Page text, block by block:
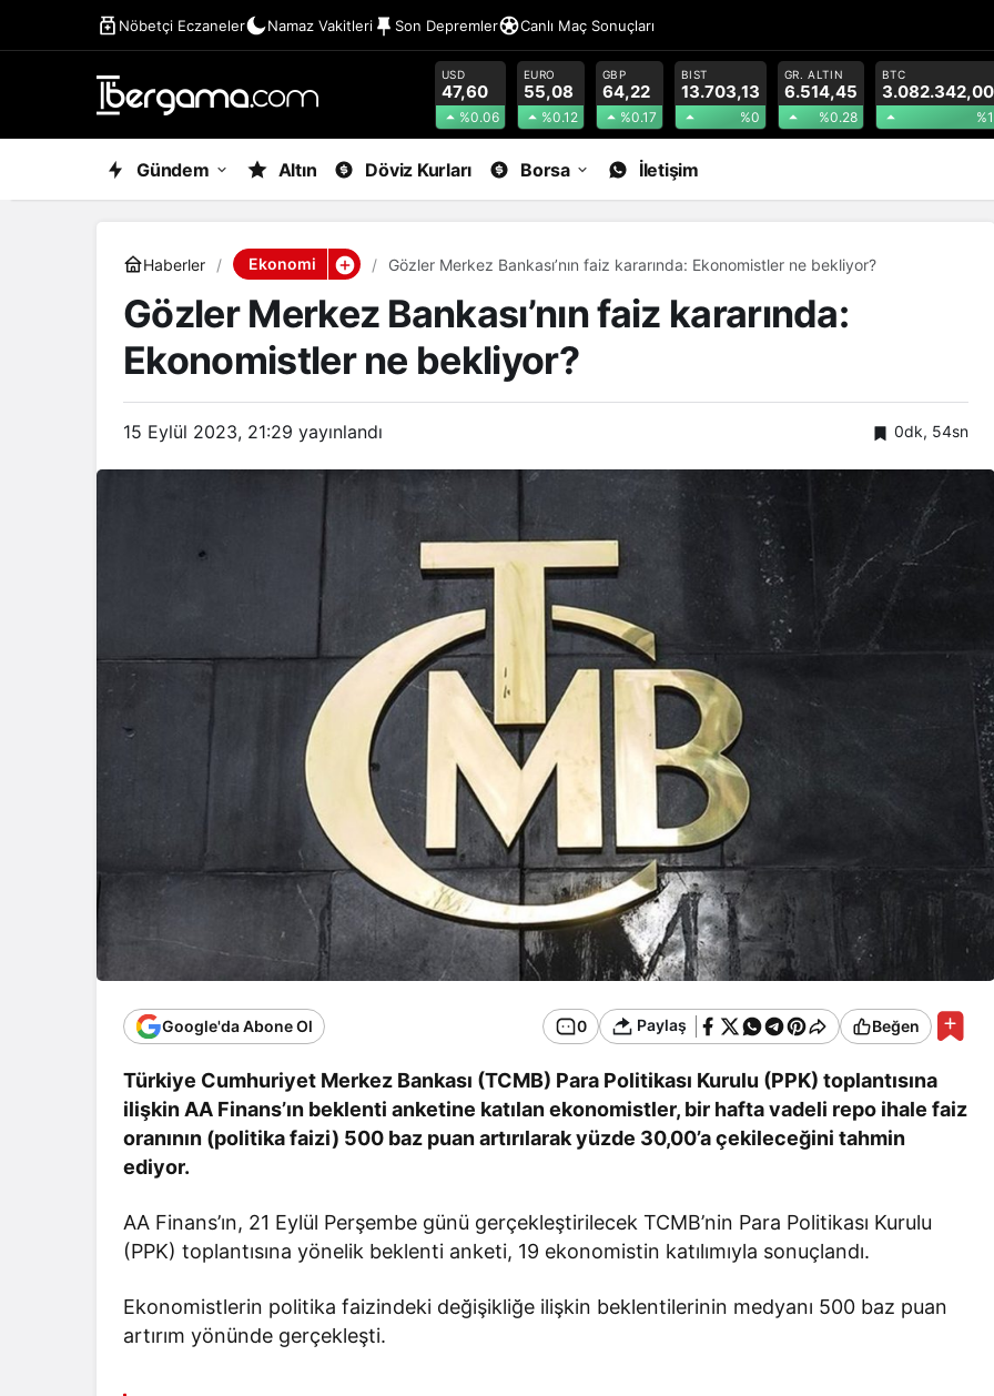
Nöbetçi Eczaneler Namaz Vakitleri Son Depremler Canlı Maç Sonuçları
USD
47,60
%0.06
EURO
55,08
%0.12
GBP
64,22
%0.17
BIST
13.703,13
%0
GR. ALTIN
6.514,45
%0.28
BTC
3.082.342,00
%1
Gündem Altın Döviz Kurları Borsa İletişim
Haberler Ekonomi Gözler Merkez Bankası’nın faiz kararında: Ekonomistler ne bekliyor?
Gözler Merkez Bankası’nın faiz kararında:
Ekonomistler ne bekliyor?
15 Eylül 2023, 21:29 yayınlandı 0dk, 54sn
Google'da Abone Ol 0 Paylaş Beğen
Türkiye Cumhuriyet Merkez Bankası (TCMB) Para Politikası Kurulu (PPK) toplantısına
ilişkin AA Finans’ın beklenti anketine katılan ekonomistler, bir hafta vadeli repo ihale faiz
oranının (politika faizi) 500 baz puan artırılarak yüzde 30,00’a çekileceğini tahmin
ediyor.
AA Finans’ın, 21 Eylül Perşembe günü gerçekleştirilecek TCMB’nin Para Politikası Kurulu
(PPK) toplantısına yönelik beklenti anketi, 19 ekonomistin katılımıyla sonuçlandı.
Ekonomistlerin politika faizindeki değişikliğe ilişkin beklentilerinin medyanı 500 baz puan
artırım yönünde gerçekleşti.